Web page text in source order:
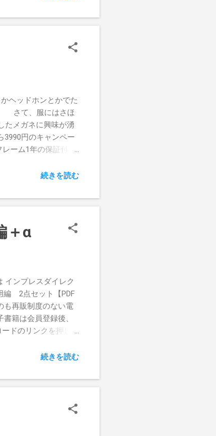
を重視した方が良
思ったより多いが、
れができないの
どの機能が欲しかっ
に見えるが、ダメ
」のアレとは別
イオハザードでお馴
要があったんではな
ヘッドホンとかでた
さて、服にはさほ
たメガネに興味が湧
円のキャンペー
ーム1年の保証付
い、2本買ってしま
た。個人的にはそこ
きます」との言葉
できあがってしま
ので下を向いた時
から使い込んでみ
。 もちろん、安い
だし、鼻当てもフ
が、UVコートなど
続きを読む
＋α
インプレスダイレク
編 2点セット【PDF
も再販制度のない電
籍は会員登録後、
ドのリンクを押し、
ームシステムなんぞ
だ（試してはいない
もありがたい。本当
4のRetinaディス
続きを読む